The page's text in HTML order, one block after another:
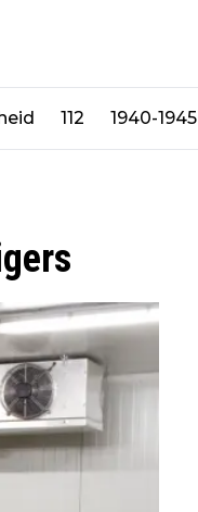
112 1940-1945